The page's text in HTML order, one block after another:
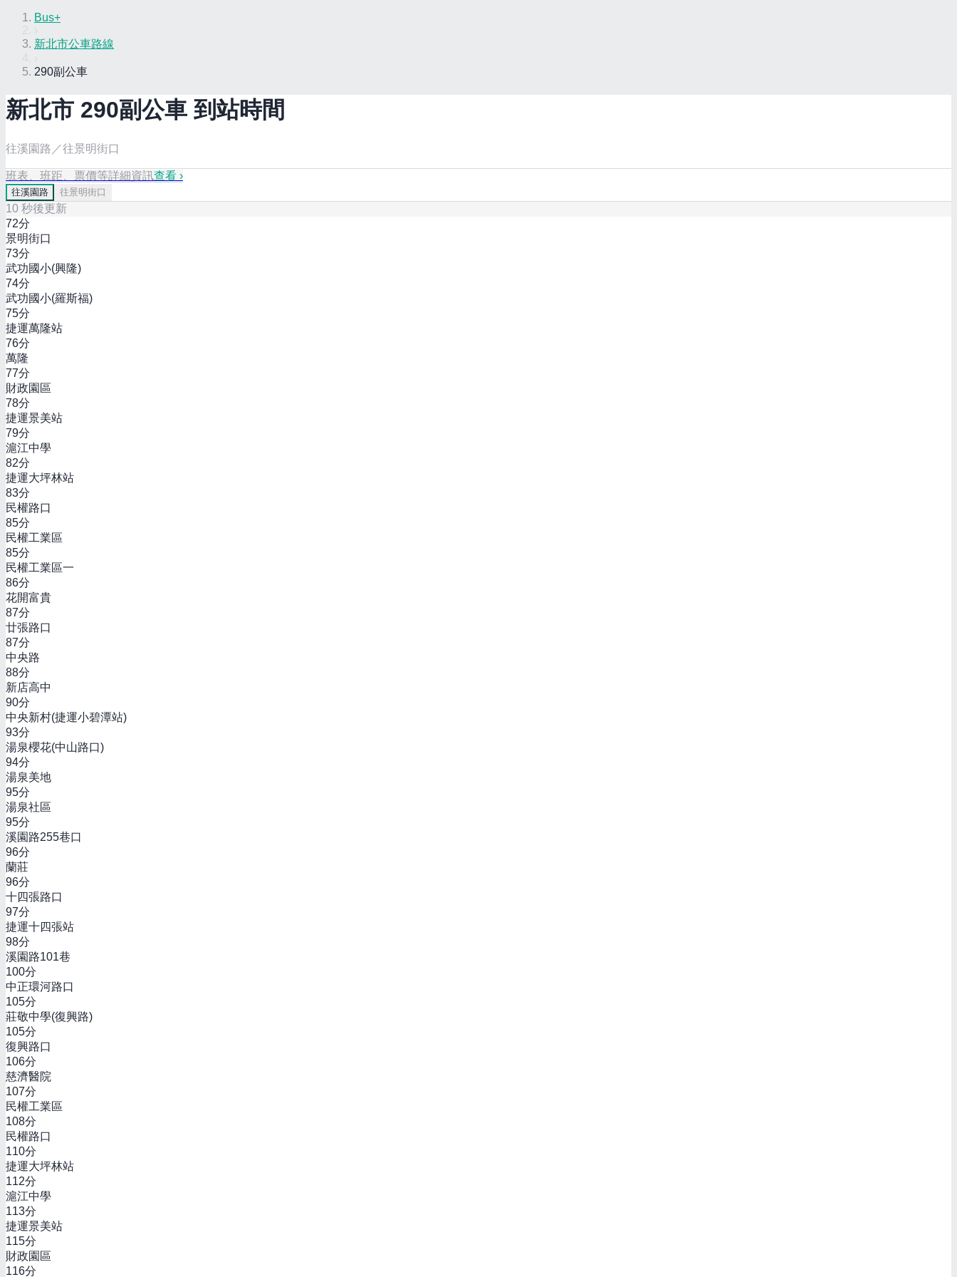
Bus+
新北市公車路線
290副公車
新北市 290副公車 到站時間
往溪園路／往景明街口
班表、班距、票價等詳細資訊查看 ›
往溪園路 往景明街口
10 秒後更新
72分
景明街口
73分
武功國小(興隆)
74分
武功國小(羅斯福)
75分
捷運萬隆站
76分
萬隆
77分
財政園區
78分
捷運景美站
79分
滬江中學
82分
捷運大坪林站
83分
民權路口
85分
民權工業區
85分
民權工業區一
86分
花開富貴
87分
廿張路口
87分
中央路
88分
新店高中
90分
中央新村(捷運小碧潭站)
93分
湯泉櫻花(中山路口)
94分
湯泉美地
95分
湯泉社區
95分
溪園路255巷口
96分
蘭莊
96分
十四張路口
97分
捷運十四張站
98分
溪園路101巷
100分
中正環河路口
105分
莊敬中學(復興路)
105分
復興路口
106分
慈濟醫院
107分
民權工業區
108分
民權路口
110分
捷運大坪林站
112分
滬江中學
113分
捷運景美站
115分
財政園區
116分